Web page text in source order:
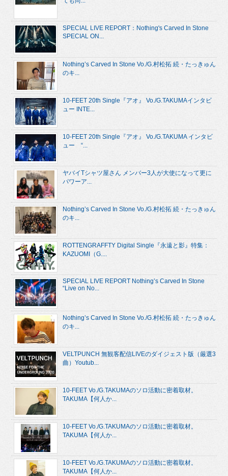
SPECIAL LIVE REPORT：Nothing's Carved In Stone
SPECIAL ON...
Nothing’s Carved In Stone Vo./G.村松拓 続・たっきゅん
のキ...
10-FEET 20th Single『アオ』 Vo./G.TAKUMAインタビ
ュー INTE...
10-FEET 20th Single『アオ』 Vo./G.TAKUMA インタビ
ュー “...
ヤバイTシャツ屋さん メンバー3人が大使になって更に
パワーア...
Nothing’s Carved In Stone Vo./G.村松拓 続・たっきゅん
のキ...
ROTTENGRAFFTY Digital Single『永遠と影』特集：
KAZUOMI（G....
SPECIAL LIVE REPORT Nothing’s Carved In Stone
“Live on No...
Nothing’s Carved In Stone Vo./G.村松拓 続・たっきゅん
のキ...
VELTPUNCH 無観客配信LIVEのダイジェスト版（厳選3
曲）Youtub...
10-FEET Vo./G.TAKUMAのソロ活動に密着取材。
TAKUMA【何人か...
10-FEET Vo./G.TAKUMAのソロ活動に密着取材。
TAKUMA【何人か...
10-FEET Vo./G.TAKUMAのソロ活動に密着取材。
TAKUMA【何人か...